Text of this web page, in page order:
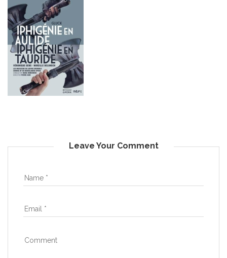
Leave Your Comment